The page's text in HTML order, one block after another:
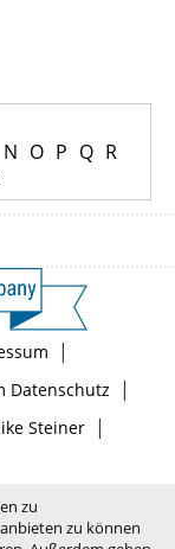
N O P Q R
|
Datenschutz |
Steiner|
zu
zu können